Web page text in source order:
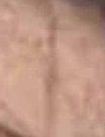
Markwayne Mullin.
quedó